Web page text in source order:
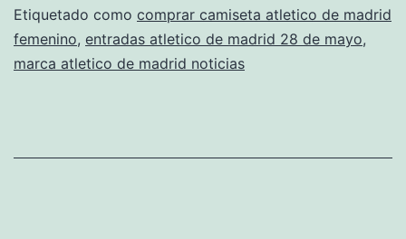
atltico
de
madrid
Etiquetado como comprar camiseta atletico de madrid
femenino, entradas atletico de madrid 28 de mayo,
marca atletico de madrid noticias